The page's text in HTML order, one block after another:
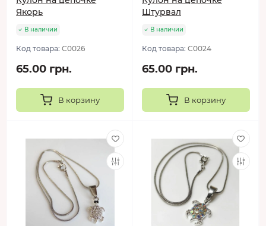
Якорь
В наличии
Код товара:C0026
65.00 грн.
В корзину
Штурвал
В наличии
Код товара: C0024
65.00 грн.
В корзину